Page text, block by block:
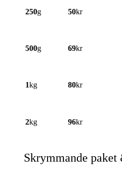
250g 50kr
500g 69kr
1kg 80kr
2kg 96kr
Skrymmande